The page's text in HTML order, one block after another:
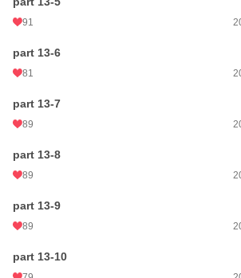
91
part 13-6
81
part 13-7
89
part 13-8
89
part 13-9
89
part 13-10